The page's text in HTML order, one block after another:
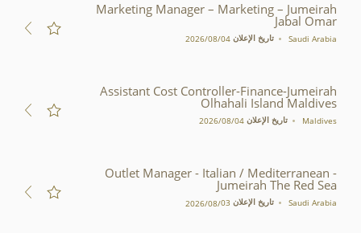
Marketing Manager – Marketing – Jumeirah
Jabal Omar
Saudi Arabia تاريخ الإعلان 04‏/08‏/2026
Assistant Cost Controller-Finance-Jumeirah
Olhahali Island Maldives
Maldives تاريخ الإعلان 04‏/08‏/2026
Outlet Manager - Italian / Mediterranean -
Jumeirah The Red Sea
Saudi Arabia تاريخ الإعلان 03‏/08‏/2026